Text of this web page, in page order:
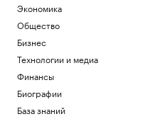
Экономика
Общество
Бизнес
Технологии и медиа
Финансы
Биографии
База знаний